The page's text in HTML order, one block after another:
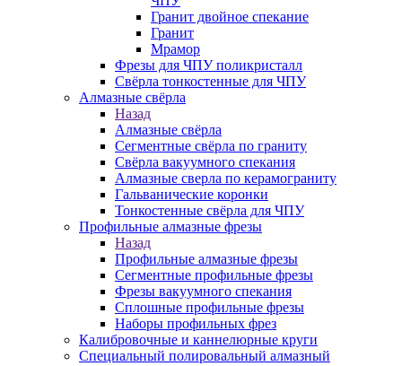
Гранит двойное спекание
Гранит
Мрамор
Фрезы для ЧПУ поликристалл
Свёрла тонкостенные для ЧПУ
Алмазные свёрла
Назад
Алмазные свёрла
Сегментные свёрла по граниту
Свёрла вакуумного спекания
Алмазные сверла по керамограниту
Гальванические коронки
Тонкостенные свёрла для ЧПУ
Профильные алмазные фрезы
Назад
Профильные алмазные фрезы
Сегментные профильные фрезы
Фрезы вакуумного спекания
Сплошные профильные фрезы
Наборы профильных фрез
Калибровочные и каннелюрные круги
Специальный полировальный алмазный